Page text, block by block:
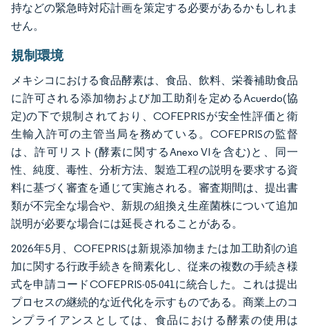
持などの緊急時対応計画を策定する必要があるかもしれま
せん。
規制環境
メキシコにおける食品酵素は、食品、飲料、栄養補助食品
に許可される添加物および加工助剤を定めるAcuerdo(協
定)の下で規制されており、COFEPRISが安全性評価と衛
生輸入許可の主管当局を務めている。COFEPRISの監督
は、許可リスト(酵素に関するAnexo VIを含む)と、同一
性、純度、毒性、分析方法、製造工程の説明を要求する資
料に基づく審査を通じて実施される。審査期間は、提出書
類が不完全な場合や、新規の組換え生産菌株について追加
説明が必要な場合には延長されることがある。
2026年5月、COFEPRISは新規添加物または加工助剤の追
加に関する行政手続きを簡素化し、従来の複数の手続き様
式を申請コードCOFEPRIS-05-041に統合した。これは提出
プロセスの継続的な近代化を示すものである。商業上のコ
ンプライアンスとしては、食品における酵素の使用は